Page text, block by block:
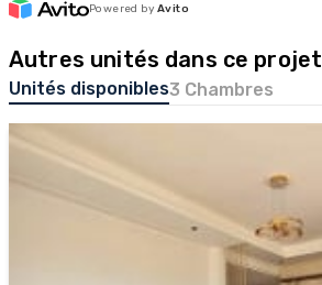
Powered by Avito
Autres unités dans ce projet
Unités disponibles3 Chambres